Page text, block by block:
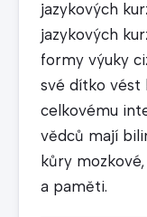
jazykových
jazykových
formy výuky
své dítko vést
celkovému
vědců mají
kůry
a paměti.